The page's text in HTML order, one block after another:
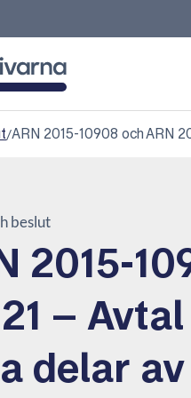
/ARN 2015-10908 och ARN
beslut
2015-
–
delar